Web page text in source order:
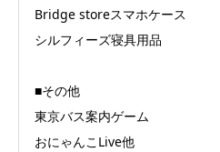
Bridge storeスマホケース
シルフィーズ寝具用品
■その他
東京バス案内ゲーム
おにゃんこLive他